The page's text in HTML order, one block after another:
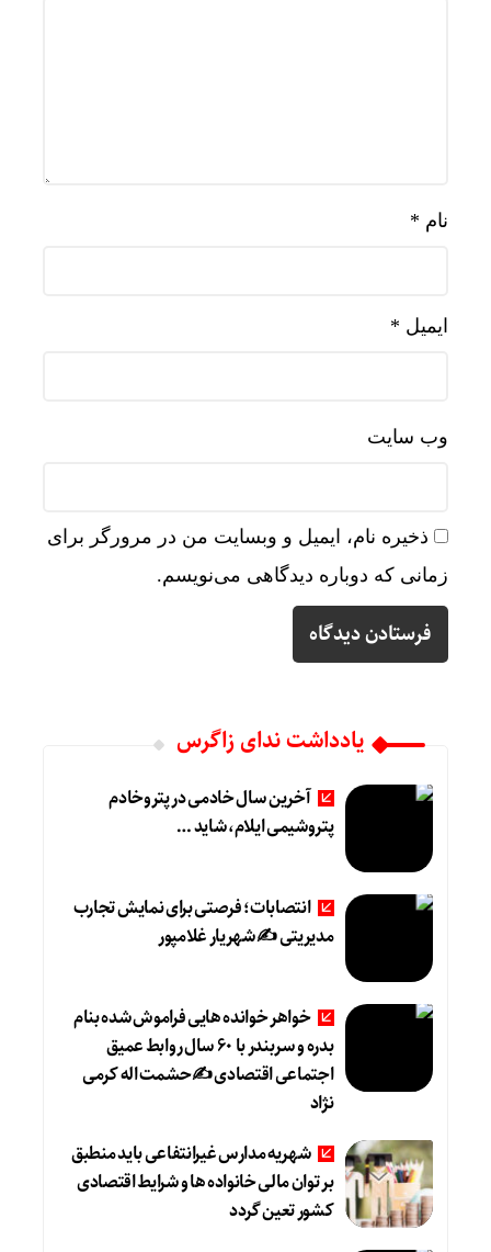
نام *
ایمیل *
وب‌ سایت
ذخیره نام، ایمیل و وبسایت من در مرورگر برای
زمانی که دوباره دیدگاهی می‌نویسم.
یادداشت ندای زاگرس
آخرین سال خادمی در پتروخادم
پتروشیمی ایلام، شاید …
انتصابات؛ فرصتی برای نمایش تجارب
مدیریتی ✍ شهریار غلامپور
خواهر خوانده هایی فراموش شده بنام
بدره و سربندر با ۶۰ سال روابط عمیق
اجتماعی اقتصادی ✍حشمت اله کرمی
نژاد
شهریه مدارس غیرانتفاعی باید منطبق
بر توان مالی خانواده ها و شرایط اقتصادی
کشور تعین گردد